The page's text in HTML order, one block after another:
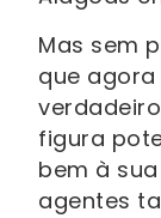
Mas sem
que
figura
bem à
agentes